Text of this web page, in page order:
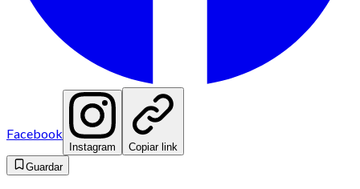
Facebook
Instagram
Copiar link
Guardar